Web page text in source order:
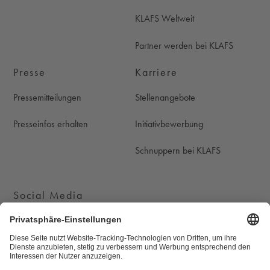
KLAFS Weltweit
Partner werden bei KLAFS
Presse
Pressemitteilungen
Presseinfos erhalten
Karriere
Stellenangebote
Initiativbewerbung
Schnuppern bei KLAFS
Social Media
KLAFS auf Instagram
KLAFS auf Youtube
KLAFS auf Pinterest
KLAFS auf Facebook